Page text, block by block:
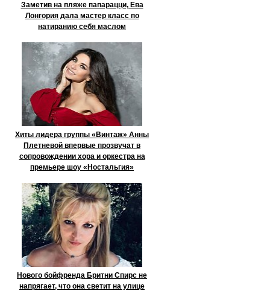
Заметив на пляже папарацци, Ева
Лонгория дала мастер класс по
натиранию себя маслом
Хиты лидера группы «Винтаж» Анны
Плетневой впервые прозвучат в
сопровождении хора и оркестра на
премьере шоу «Ностальгия»
Нового бойфренда Бритни Спирс не
напрягает, что она светит на улице